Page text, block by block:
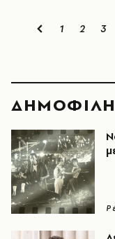
1 2 3
ΔΗΜΟΦΙΛΗ